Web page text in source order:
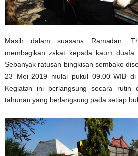
Masih dalam suasana Ramadan,
membagikan zakat kepada kaum duafa
Sebanyak ratusan bingkisan sembako
23 Mei 2019 mulai pukul 09.00 WIB di
Kegiatan ini berlangsung secara rutin
tahunan yang berlangsung pada setiap